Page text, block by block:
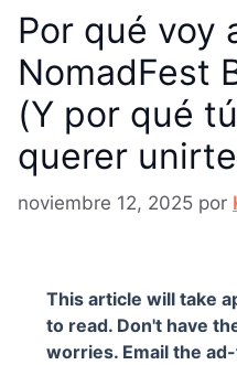
Por qué voy
NomadFest
(Y por qué
querer
noviembre 12, 2025 por
This article will take
to read. Don't have
worries. Email the